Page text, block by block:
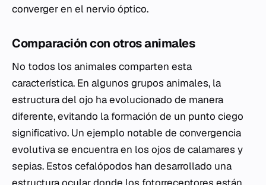
converger en el nervio óptico.
Comparación con otros animales
No todos los animales comparten esta
característica. En algunos grupos animales, la
estructura del ojo ha evolucionado de manera
diferente, evitando la formación de un punto ciego
significativo. Un ejemplo notable de convergencia
evolutiva se encuentra en los ojos de calamares y
sepias. Estos cefalópodos han desarrollado una